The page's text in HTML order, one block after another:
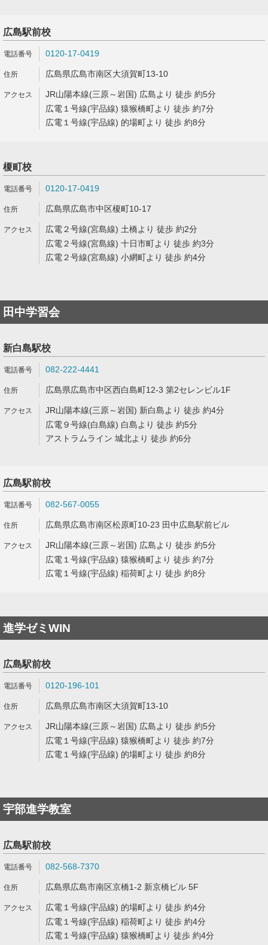
広島駅前校
0120-17-0419
広島県広島市南区大須賀町13-10
JR山陽本線(三原～岩国) 広島より 徒歩 約5分
広電１号線(宇品線) 猿猴橋町より 徒歩 約7分
広電１号線(宇品線) 的場町より 徒歩 約8分
榎町校
0120-17-0419
広島県広島市中区榎町10-17
広電２号線(宮島線) 土橋より 徒歩 約2分
広電２号線(宮島線) 十日市町より 徒歩 約3分
広電２号線(宮島線) 小網町より 徒歩 約4分
田中学習会
新白島駅校
082-222-4441
広島県広島市中区西白島町12-3 第2セレンビル1F
JR山陽本線(三原～岩国) 新白島より 徒歩 約4分
広電９号線(白島線) 白島より 徒歩 約5分
アストラムライン 城北より 徒歩 約6分
広島駅前校
082-567-0055
広島県広島市南区松原町10-23 田中広島駅前ビル
JR山陽本線(三原～岩国) 広島より 徒歩 約5分
広電１号線(宇品線) 猿猴橋町より 徒歩 約7分
広電１号線(宇品線) 稲荷町より 徒歩 約8分
進学ゼミWIN
広島駅前校
0120-196-101
広島県広島市南区大須賀町13-10
JR山陽本線(三原～岩国) 広島より 徒歩 約5分
広電１号線(宇品線) 猿猴橋町より 徒歩 約7分
広電１号線(宇品線) 的場町より 徒歩 約8分
宇部進学教室
広島駅前校
082-568-7370
広島県広島市南区京橋1-2 新京橋ビル 5F
広電１号線(宇品線) 的場町より 徒歩 約4分
広電１号線(宇品線) 稲荷町より 徒歩 約4分
広電１号線(宇品線) 猿猴橋町より 徒歩 約4分